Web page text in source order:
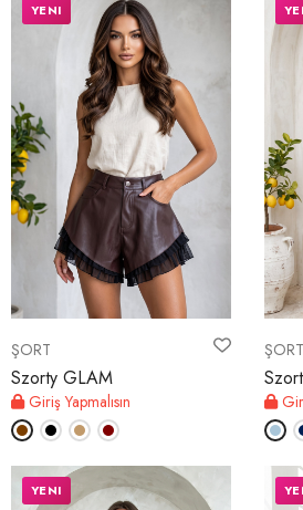
ŞORT
Szorty GLAM
Giriş Yapmalısın
YENI
ŞORT
YENI